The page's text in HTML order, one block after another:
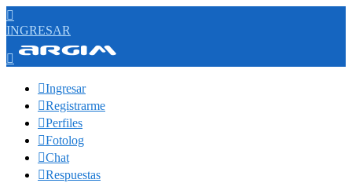

INGRESAR

Ingresar
Registrarme
Perfiles
Fotolog
Chat
Respuestas